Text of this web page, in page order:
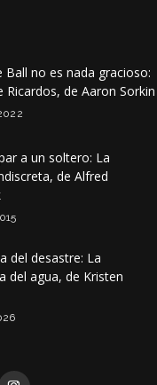
Ball no es nada gracioso:
Ricardos, de Aaron Sorkin
a un soltero: La
de Alfred
del desastre: La
del agua, de Kristen